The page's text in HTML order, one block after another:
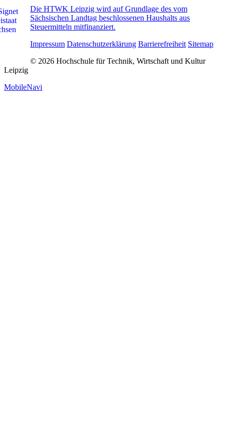
Die HTWK Leipzig wird auf Grundlage des vom
Sächsischen Landtag beschlossenen Haushalts aus
Steuermitteln mitfinanziert.
Impressum Datenschutzerklärung Barrierefreiheit Sitemap
© 2026 Hochschule für Technik, Wirtschaft und Kultur
Leipzig
MobileNavi